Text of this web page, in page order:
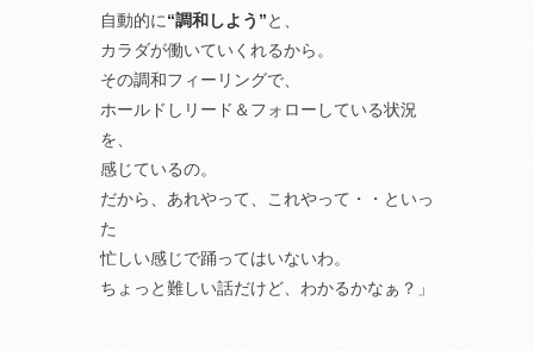
自動的に“調和しよう”と、
カラダが働いていくれるから。
その調和フィーリングで、
ホールドしリード＆フォローしている状況
を、
感じているの。
だから、あれやって、これやって・・といっ
た
忙しい感じで踊ってはいないわ。
ちょっと難しい話だけど、わかるかなぁ？」